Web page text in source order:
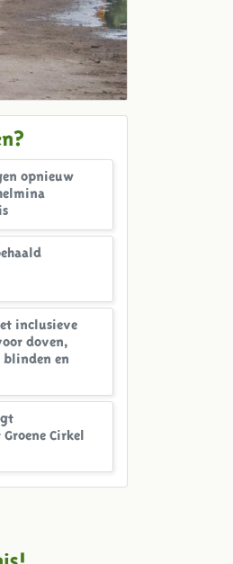
opnieuw
inclusieve
doven,
blinden en
Cirkel